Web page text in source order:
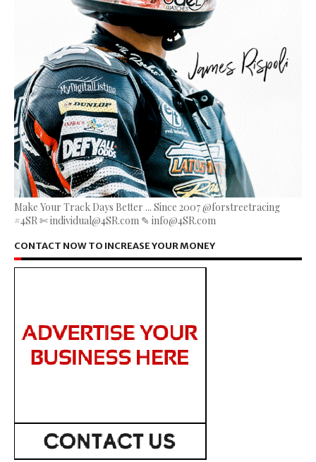
Make Your Track Days Better ... Since 2007 @forstreetracing
#4SR ✄ individual@4SR.com ✎ info@4SR.com
CONTACT NOW TO INCREASE YOUR MONEY